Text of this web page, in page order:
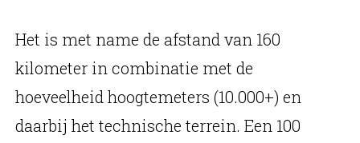
Het is met name de afstand van 160
kilometer in combinatie met de
hoeveelheid hoogtemeters (10.000+) en
daarbij het technische terrein. Een 100